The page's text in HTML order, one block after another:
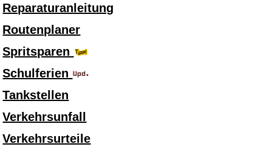
Reparaturanleitung
Routenplaner
Spritsparen
Schulferien
Tankstellen
Verkehrsunfall
Verkehrsurteile